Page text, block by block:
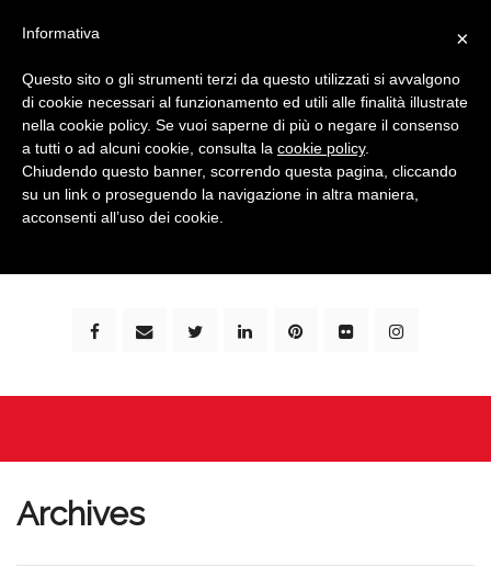
bimbi e viaggi - family travel blog: community #1 in
Archives
×
Informativa
Questo sito o gli strumenti terzi da questo utilizzati si avvalgono
di cookie necessari al funzionamento ed utili alle finalità illustrate
nella cookie policy. Se vuoi saperne di più o negare il consenso
a tutti o ad alcuni cookie, consulta la cookie policy.
Chiudendo questo banner, scorrendo questa pagina, cliccando
su un link o proseguendo la navigazione in altra maniera,
acconsenti all’uso dei cookie.